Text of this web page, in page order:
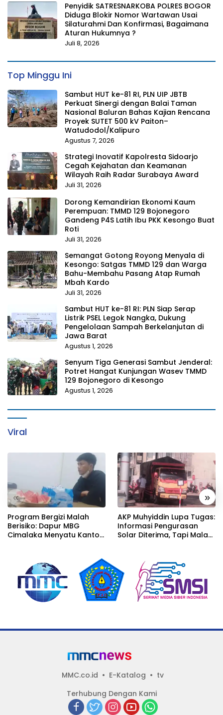
Penyidik SATRESNARKOBA POLRES BOGOR
Diduga Blokir Nomor Wartawan Usai
Silaturahmi Dan Konfirmasi, Bagaimana
Aturan Hukumnya ?
Juli 8, 2026
Top Minggu Ini
Sambut HUT ke-81 RI, PLN UIP JBTB
Perkuat Sinergi dengan Balai Taman
Nasional Baluran Bahas Kajian Rencana
Proyek SUTET 500 kV Paiton–
Watudodol/Kalipuro
Agustus 7, 2026
Strategi Inovatif Kapolresta Sidoarjo
Cegah Kejahatan dan Keamanan
Wilayah Raih Radar Surabaya Award
Juli 31, 2026
Dorong Kemandirian Ekonomi Kaum
Perempuan: TMMD 129 Bojonegoro
Gandeng P4S Latih Ibu PKK Kesongo Buat
Roti
Juli 31, 2026
Semangat Gotong Royong Menyala di
Kesongo: Satgas TMMD 129 dan Warga
Bahu-Membahu Pasang Atap Rumah
Mbah Kardo
Juli 31, 2026
Sambut HUT ke-81 RI: PLN Siap Serap
Listrik PSEL Legok Nangka, Dukung
Pengelolaan Sampah Berkelanjutan di
Jawa Barat
Agustus 1, 2026
Senyum Tiga Generasi Sambut Jenderal:
Potret Hangat Kunjungan Wasev TMMD
129 Bojonegoro di Kesongo
Agustus 1, 2026
Viral
« »
Program Bergizi Malah
Berisiko: Dapur MBG
Cimalaka Menyatu Kantor
AKP Muhyiddin Lupa Tugas:
Informasi Pengurasan
Solar Diterima, Tapi Malah
MMC.co.id E-Katalog
tv
Terhubung Dengan Kami